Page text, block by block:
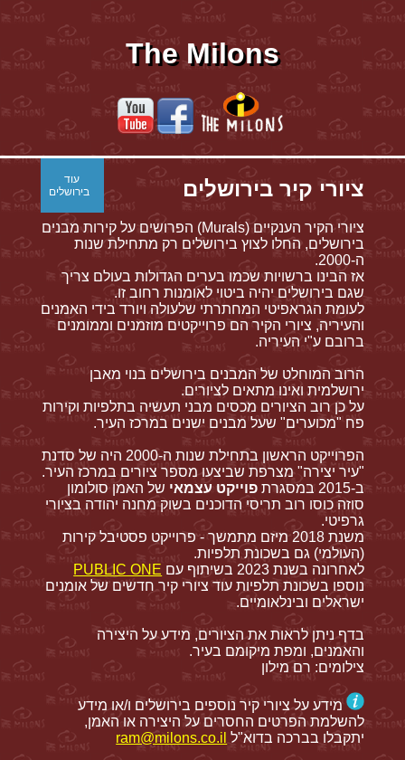
The Milons
עוד
בירושלים
ציורי קיר בירושלים
ציורי הקיר הענקיים (Murals) הפרושים על קירות מבנים
בירושלים, החלו לצוץ בירושלים רק מתחילת שנות
ה-2000.
אז הבינו ברשויות שכמו בערים הגדולות בעולם צריך
שגם בירושלים יהיה ביטוי לאומנות רחוב זו.
לעומת הגראפיטי המחתרתי שלעולה ויורד בידי האמנים
והעיריה, ציורי הקיר הם פרוייקטים מוזמנים וממומנים
ברובם ע"י העיריה.
הרוב המוחלט של המבנים בירושלים בנוי מאבן
ירושלמית ואינו מתאים לציורים.
על כן רוב הציורים מכסים מבני תעשיה בתלפיות וקירות
פח "מכוערים" שעל מבנים ישנים במרכז העיר.
הפרוייקט הראשון בתחילת שנות ה-2000 היה של סדנת
"עיר יצירה" מצרפת שביצעו מספר ציורים במרכז העיר.
ב-2015 במסגרת
פוייקט עצמאי של האמן סולומון
סוזה כוסו רוב תריסי הדוכנים בשוק מחנה יהודה בציורי
גרפיטי.
משנת 2018 מיזם מתמשך - פרוייקט פסטיבל קירות
(העולמי) גם בשכונת תלפיות.
לאחרונה בשנת 2023 בשיתוף עם
PUBLIC ONE
נוספו בשכונת תלפיות עוד ציורי קיר חדשים של אומנים
ישראלים ובינלאומיים.
בדף ניתן לראות את הציורים, מידע על היצירה
והאמנים, ומפת מיקומם בעיר.
צילומים: רם מילון
מידע על ציורי קיר נוספים בירושלים ו/או מידע
להשלמת הפרטים החסרים על היצירה או האמן,
יתקבלו בברכה בדוא"ל ram@milons.co.il